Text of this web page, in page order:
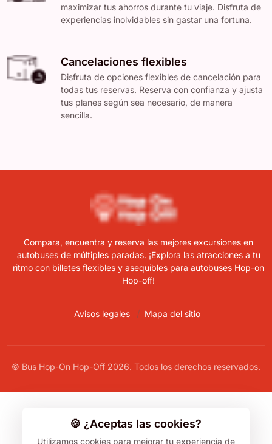
maximizar tus ahorros durante tu viaje. Disfruta de
experiencias inolvidables sin gastar una fortuna.
Cancelaciones flexibles
Disfruta de opciones flexibles de cancelación para
todas tus reservas. Reserva con confianza y ajusta
tus planes según sea necesario, de manera
sencilla.
Compara, encuentra y reserva las mejores excursiones en
autobuses de múltiples paradas. ¡Explora las atracciones a tu
ritmo con billetes flexibles y asequibles para autobuses Hop-on
Hop-off!
Avisos legales Mapa del sitio
© Bus Hop-On Hop-Off 2026. Todos los derechos reservados.
🍪 ¿Aceptas las cookies?
Utilizamos cookies para mejorar tu experiencia de